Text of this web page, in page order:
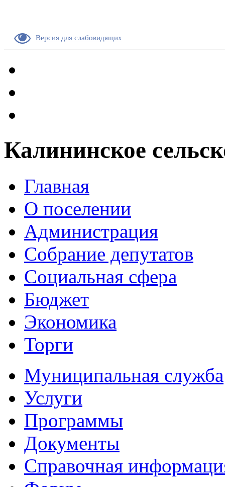
Версия для слабовидящих
Калининское
Главная
О поселении
Администрация
Собрание депутатов
Социальная сфера
Бюджет
Экономика
Торги
Муниципальная служба
Услуги
Программы
Документы
Справочная